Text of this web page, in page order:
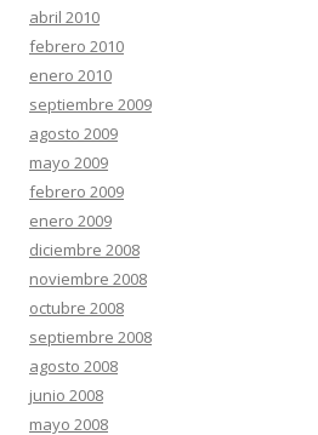
abril 2010
febrero 2010
enero 2010
septiembre 2009
agosto 2009
mayo 2009
febrero 2009
enero 2009
diciembre 2008
noviembre 2008
octubre 2008
septiembre 2008
agosto 2008
junio 2008
mayo 2008